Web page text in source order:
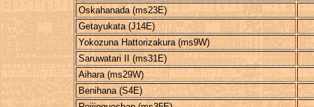
Oskahanada (ms23E)
Getayukata (J14E)
Yokozuna Hattorizakura (ms9W)
Saruwatari II (ms31E)
Aihara (ms29W)
Benihana (S4E)